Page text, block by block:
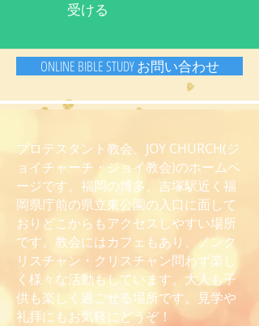
受ける
ONLINE BIBLE STUDY お問い合わせ
プロテスタント教会、JOY CHURCH(ジ
ョイチャーチ・ジョイ教会)のホームペ
ージです。福岡の博多、吉塚駅近く福
岡県庁前の県立東公園の入口に面して
おりどこからもアクセスしやすい場所
です。教会にはカフェもあり、ノンク
リスチャン・クリスチャン問わず楽し
く様々な活動もしています。大人も子
供も楽しく過ごせる場所です。見学や
礼拝にもお気軽にどうぞ！